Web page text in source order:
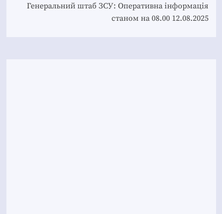
Генеральний штаб ЗСУ: Оперативна інформація
станом на 08.00 12.08.2025